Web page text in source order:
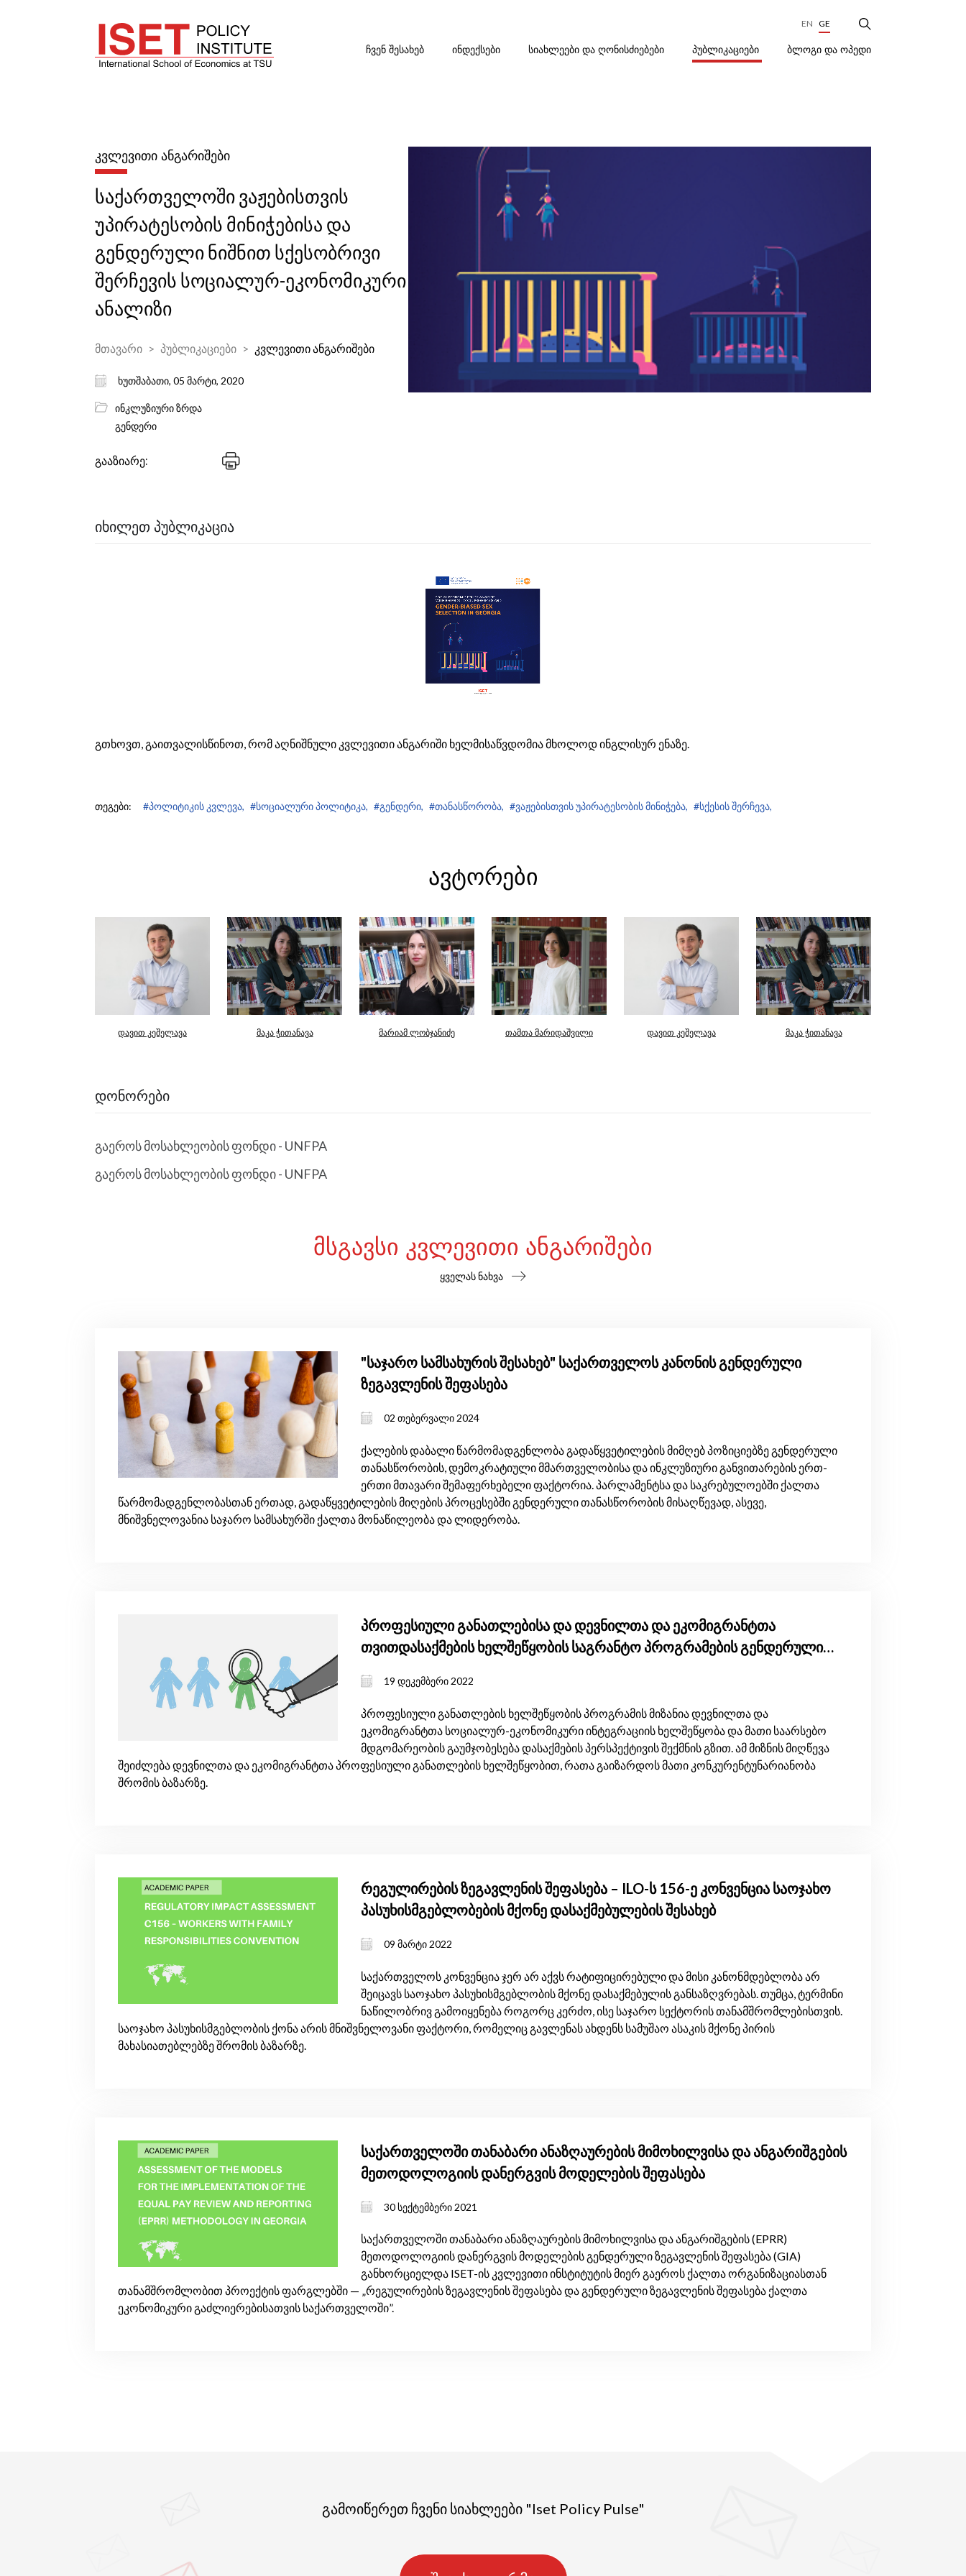
EN GE
ᲩᲕᲔᲜ ᲨᲔᲡᲐᲮᲔᲑ ᲘᲜᲓᲔᲥᲡᲔᲑᲘ ᲡᲘᲐᲮᲚᲔᲔᲑᲘ ᲓᲐ ᲦᲝᲜᲘᲡᲫᲘᲔᲑᲔᲑᲘ ᲞᲣᲑᲚᲘᲙᲐᲪᲘᲔᲑᲘ ᲑᲚᲝᲒᲘ ᲓᲐ ᲝᲞᲔᲓᲘ
ᲙᲕᲚᲔᲕᲘᲗᲘ ᲐᲜᲒᲐᲠᲘᲨᲔᲑᲘ
საქართველოში ვაჟებისთვის
უპირატესობის მინიჭებისა და
გენდერული ნიშნით სქესობრივი
შერჩევის სოციალურ-ეკონომიკური
ანალიზი
მთავარი პუბლიკაციები კვლევითი ანგარიშები
ხუთშაბათი, 05 მარტი, 2020
ინკლუზიური ზრდა
გენდერი
გააზიარე:
ᲘᲮᲘᲚᲔᲗ ᲞᲣᲑᲚᲘᲙᲐᲪᲘᲐ
გთხოვთ, გაითვალისწინოთ, რომ აღნიშნული კვლევითი ანგარიში ხელმისაწვდომია მხოლოდ ინგლისურ ენაზე.
თეგები: #პოლიტიკის კვლევა, #სოციალური პოლიტიკა, #გენდერი, #თანასწორობა, #ვაჟებისთვის უპირატესობის მინიჭება, #სქესის შერჩევა,
ᲐᲕᲢᲝᲠᲔᲑᲘ
დავით კეშელავა მაკა ჭითანავა მარიამ ლობჯანიძე თამთა მარიდაშვილი დავით კეშელავა მაკა ჭითანავა
ᲓᲝᲜᲝᲠᲔᲑᲘ
გაეროს მოსახლეობის ფონდი - UNFPA
გაეროს მოსახლეობის ფონდი - UNFPA
ᲛᲡᲒᲐᲕᲡᲘ ᲙᲕᲚᲔᲕᲘᲗᲘ ᲐᲜᲒᲐᲠᲘᲨᲔᲑᲘ
ყველას ნახვა
"საჯარო სამსახურის შესახებ" საქართველოს კანონის გენდერული
ზეგავლენის შეფასება
02 თებერვალი 2024
ქალების დაბალი წარმომადგენლობა გადაწყვეტილების მიმღებ პოზიციებზე გენდერული
თანასწორობის, დემოკრატიული მმართველობისა და ინკლუზიური განვითარების ერთ-
ერთი მთავარი შემაფერხებელი ფაქტორია. პარლამენტსა და საკრებულოებში ქალთა
წარმომადგენლობასთან ერთად, გადაწყვეტილების მიღების პროცესებში გენდერული თანასწორობის მისაღწევად, ასევე,
მნიშვნელოვანია საჯარო სამსახურში ქალთა მონაწილეობა და ლიდერობა.
პროფესიული განათლებისა და დევნილთა და ეკომიგრანტთა
თვითდასაქმების ხელშეწყობის საგრანტო პროგრამების გენდერული
19 დეკემბერი 2022
პროფესიული განათლების ხელშეწყობის პროგრამის მიზანია დევნილთა და
ეკომიგრანტთა სოციალურ-ეკონომიკური ინტეგრაციის ხელშეწყობა და მათი საარსებო
მდგომარეობის გაუმჯობესება დასაქმების პერსპექტივის შექმნის გზით. ამ მიზნის მიღწევა
შეიძლება დევნილთა და ეკომიგრანტთა პროფესიული განათლების ხელშეწყობით, რათა გაიზარდოს მათი კონკურენტუნარიანობა
შრომის ბაზარზე.
რეგულირების ზეგავლენის შეფასება – ILO-ს 156-ე კონვენცია საოჯახო
პასუხისმგებლობების მქონე დასაქმებულების შესახებ
09 მარტი 2022
საქართველოს კონვენცია ჯერ არ აქვს რატიფიცირებული და მისი კანონმდებლობა არ
შეიცავს საოჯახო პასუხისმგებლობის მქონე დასაქმებულის განსაზღვრებას. თუმცა, ტერმინი
ნაწილობრივ გამოიყენება როგორც კერძო, ისე საჯარო სექტორის თანამშრომლებისთვის.
საოჯახო პასუხისმგებლობის ქონა არის მნიშვნელოვანი ფაქტორი, რომელიც გავლენას ახდენს სამუშაო ასაკის მქონე პირის
მახასიათებლებზე შრომის ბაზარზე.
საქართველოში თანაბარი ანაზღაურების მიმოხილვისა და ანგარიშგების
მეთოდოლოგიის დანერგვის მოდელების შეფასება
30 სექტემბერი 2021
საქართველოში თანაბარი ანაზღაურების მიმოხილვისა და ანგარიშგების (EPRR)
მეთოდოლოგიის დანერგვის მოდელების გენდერული ზეგავლენის შეფასება (GIA)
განხორციელდა ISET-ის კვლევითი ინსტიტუტის მიერ გაეროს ქალთა ორგანიზაციასთან
თანამშრომლობით პროექტის ფარ­გლებში — „რეგულირების ზეგავლენის შეფასება და გენდერული ზეგავლენის შეფასება ქალთა
ეკონომიკური გაძლიერებისათვის საქართველოში”.
გამოიწერეთ ჩვენი სიახლეები "Iset Policy Pulse"